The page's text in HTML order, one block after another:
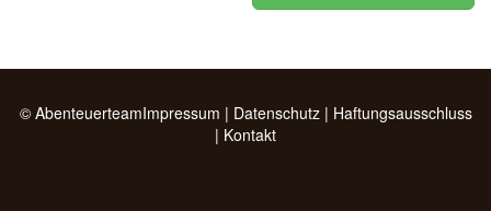
© AbenteuerteamImpressum | Datenschutz| Haftungsausschluss
| Kontakt